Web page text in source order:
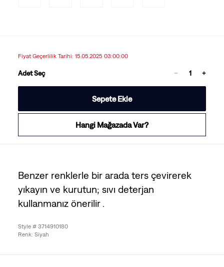
Fiyat Geçerlilik Tarihi: 15.05.2025 03:00:00
Adet Seç
Sepete Ekle
Hangi Mağazada Var?
Benzer renklerle bir arada ters çevirerek
yıkayın ve kurutun; sıvı deterjan
kullanmanız önerilir .
Style # 3714910180
Renk: Siyah